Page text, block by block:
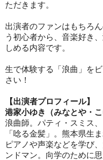
ただきます。
出演者のファンはもちろ
う初心者から、音楽好き
しめる内容です。
生で体験する「浪曲」を
さい！
【出演者プロフィール】
港家小ゆき（みなとや・こ
浪曲師。パティ・スミス
「唸る金髪」。熊本県生
ピアノや声楽などを学び
ンドマン。向学のために